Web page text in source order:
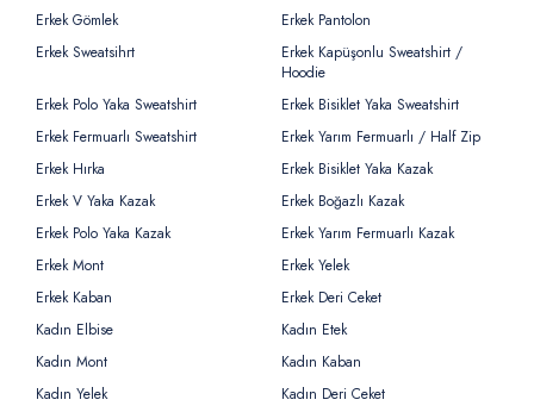
Erkek Gömlek
Erkek Pantolon
Erkek Sweatsihrt
Erkek Kapüşonlu Sweatshirt /
Hoodie
Erkek Polo Yaka Sweatshirt
Erkek Bisiklet Yaka Sweatshirt
Erkek Fermuarlı Sweatshirt
Erkek Yarım Fermuarlı / Half Zip
Erkek Hırka
Erkek Bisiklet Yaka Kazak
Erkek V Yaka Kazak
Erkek Boğazlı Kazak
Erkek Polo Yaka Kazak
Erkek Yarım Fermuarlı Kazak
Erkek Mont
Erkek Yelek
Erkek Kaban
Erkek Deri Ceket
Kadın Elbise
Kadın Etek
Kadın Mont
Kadın Kaban
Kadın Yelek
Kadın Deri Ceket